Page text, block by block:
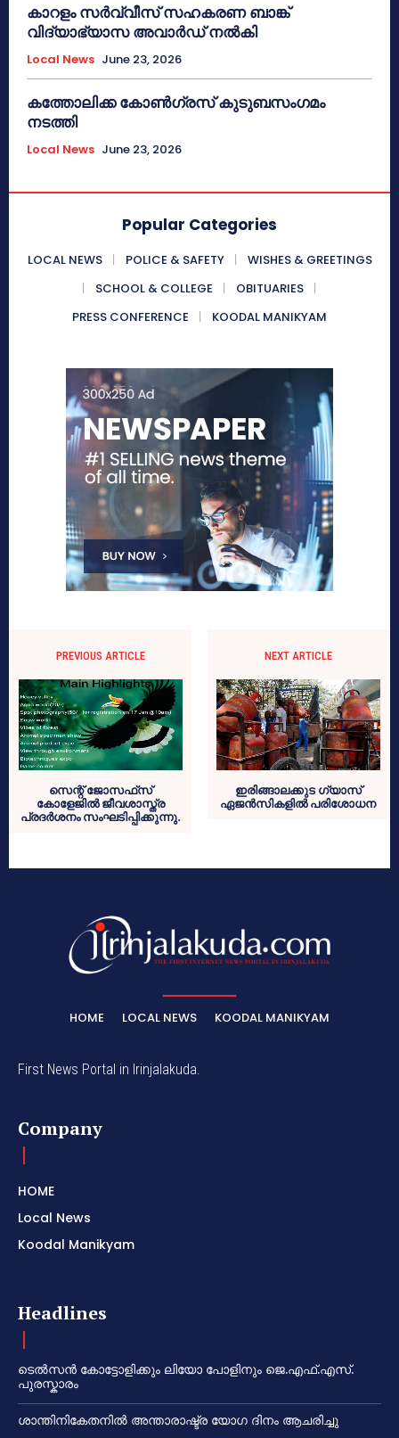
കാറളം സർവ്വീസ് സഹകരണ ബാങ്ക്
വിദ്യാഭ്യാസ അവാർഡ് നൽകി
Local News June 23, 2026
കത്തോലിക്ക കോൺഗ്രസ് കുടുബസംഗമം
നടത്തി
Local News June 23, 2026
Popular Categories
LOCAL NEWS POLICE & SAFETY
WISHES & GREETINGS
SCHOOL & COLLEGE
OBITUARIES
PRESS CONFERENCE
KOODAL MANIKYAM
PREVIOUS ARTICLE
സെന്റ് ജോസഫ്‌സ്
കോളേജില്‍ ജീവശാസ്ത്ര
പ്രദര്‍ശനം സംഘടിപ്പിക്കുന്നു.
NEXT ARTICLE
ഇരിങ്ങാലക്കുട ഗ്യാസ്
ഏജന്‍സികളില്‍ പരിശോധന
HOME LOCAL NEWS KOODAL MANIKYAM
First News Portal in Irinjalakuda.
Company
HOME
Local News
Koodal Manikyam
Headlines
ടെൽസൻ കോട്ടോളിക്കും ലിയോ പോളിനും ജെ.എഫ്.എസ്.
പുരസ്കാരം
ശാന്തിനികേതനിൽ അന്താരാഷ്ട്ര യോഗ ദിനം ആചരിച്ചു